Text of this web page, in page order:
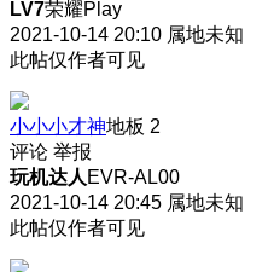
LV7荣耀Play
2021-10-14 20:10 属地未知
此帖仅作者可见
小小小才神地板 2
评论 举报
玩机达人 EVR-AL00
2021-10-14 20:45 属地未知
此帖仅作者可见